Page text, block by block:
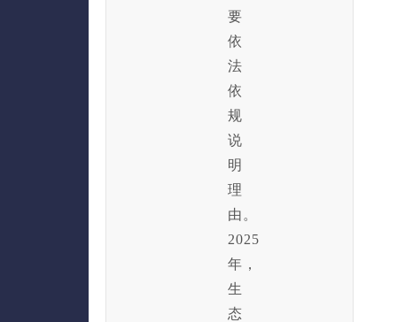
要
依
法
依
规
说
明
理
由。
2025
年，
生
态